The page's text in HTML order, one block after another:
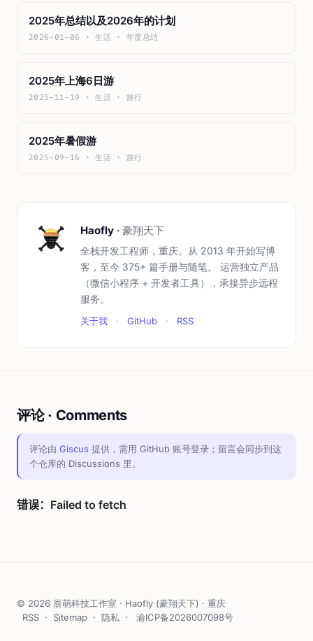
2025年总结以及2026年的计划
2026-01-06 · 生活 · 年度总结
2025年上海6日游
2025-11-19 · 生活 · 旅行
2025年暑假游
2025-09-16 · 生活 · 旅行
Haofly · 豪翔天下
全栈开发工程师，重庆。从 2013 年开始写博
客，至今 375+ 篇手册与随笔。 运营独立产品
（微信小程序 + 开发者工具），承接异步远程
服务。
关于我 · GitHub · RSS
评论 · Comments
评论由 Giscus 提供，需用 GitHub 账号登录；留言会同步到这
个仓库的 Discussions 里。
© 2026 辰萌科技工作室 · Haofly (豪翔天下) · 重庆
RSS · Sitemap · 隐私 · 渝ICP备2026007098号